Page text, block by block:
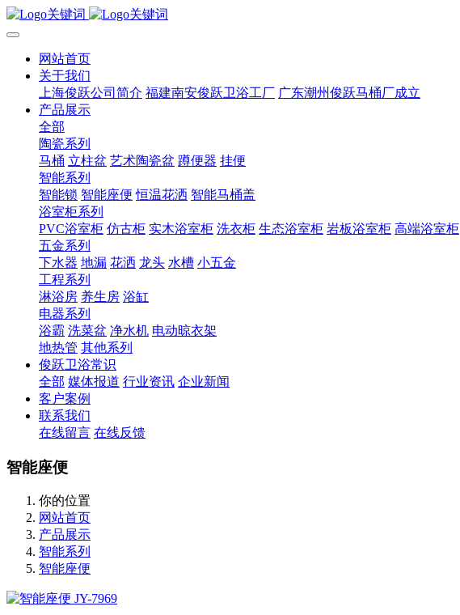
网站首页
关于我们
上海俊跃公司简介 福建南安俊跃卫浴工厂 广东潮州俊跃马桶厂成立
产品展示
全部
陶瓷系列
马桶 立柱盆 艺术陶瓷盆 蹲便器 挂便
智能系列
智能锁 智能座便 恒温花洒 智能马桶盖
浴室柜系列
PVC浴室柜 仿古柜 实木浴室柜 洗衣柜 生态浴室柜 岩板浴室柜 高端浴室柜
五金系列
下水器 地漏 花洒 龙头 水槽 小五金
工程系列
淋浴房 养生房 浴缸
电器系列
浴霸 洗菜盆 净水机 电动晾衣架
地热管 其他系列
俊跃卫浴常识
全部 媒体报道 行业资讯 企业新闻
客户案例
联系我们
在线留言 在线反馈
智能座便
你的位置
网站首页
产品展示
智能系列
智能座便